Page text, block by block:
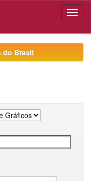
do Brasil